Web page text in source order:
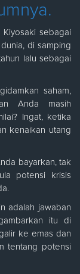
sebagai
di samping
lalu sebagai
saham,
Anda masih
Ingat, ketika
kenaikan utang
bayarkan, tak
potensi krisis
adalah jawaban
itu di
ke emas dan
tentang potensi